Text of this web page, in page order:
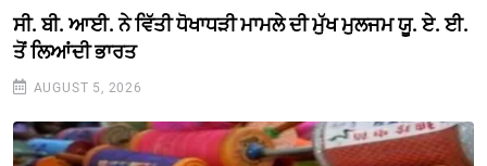
ਸੀ. ਬੀ. ਆਈ. ਨੇ ਵਿੱਤੀ ਧੋਖਾਧੜੀ ਮਾਮਲੇ ਦੀ ਮੁੱਖ ਮੁਲਜਮ ਯੂ. ਏ. ਈ.
ਤੋਂ ਲਿਆਂਦੀ ਭਾਰਤ
AUGUST 5, 2026